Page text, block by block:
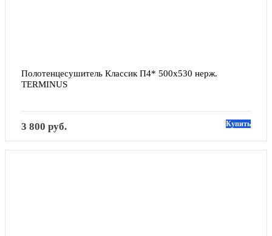
Полотенцесушитель Классик П4* 500х530 нерж.
TERMINUS
3 800 руб. Купить